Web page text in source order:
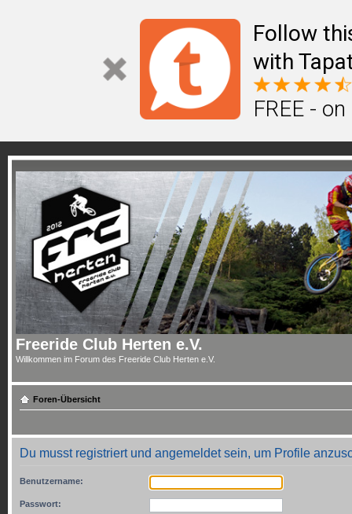
Follow
with
FREE -
Freeride Club Herten e.V.
Willkommen im Forum des Freeride Club Herten e.V.
Foren-Übersicht
Du musst registriert und angemeldet sein, um Profile
Benutzername:
Passwort: